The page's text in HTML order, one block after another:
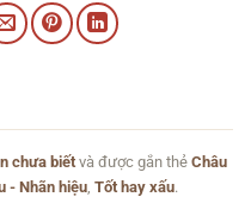
chưa biếtvà được gắn thẻ Châu
- Nhãn hiệu Tốt hay xấu.